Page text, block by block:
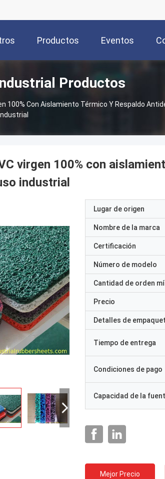
Productos Eventos
Productos
100% Con Aislamiento Térmico Y Respaldo
Industrial
virgen 100% con
industrial
Lugar de origen
Nombre de la marca
Certificación
Número de modelo
Cantidad de orden
Precio
Detalles de
Tiempo de entrega
Condiciones de pago
Capacidad de la
Mejor Precio